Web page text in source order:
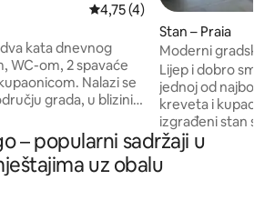
Prosječna ocjena: 4,75/5,
4,75 (4)
kata dnevnog
WC-om, 2 spavaće
Nalazi se
grada, u blizini
kao što su
centar na
Svidjet će vam se jer
Stan – Praia
Moderni gradski
Lijep i dobro
jednoj od najboljih
kreveta i kupaonicama.
izgrađeni stan
za ugodan
Sve što vam je
dohvat ruke. Restoran, supermarket i
– popularni sadržaji u
uz obalu